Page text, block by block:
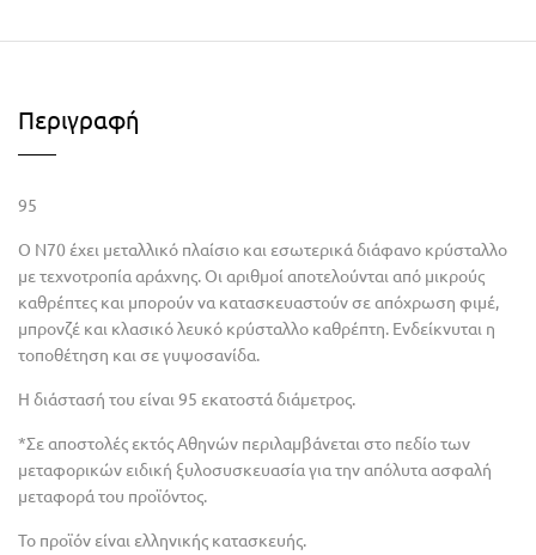
Περιγραφή
95
Ο Ν70 έχει μεταλλικό πλαίσιο και εσωτερικά διάφανο κρύσταλλο
με τεχνοτροπία αράχνης. Οι αριθμοί αποτελούνται από μικρούς
καθρέπτες και μπορούν να κατασκευαστούν σε απόχρωση φιμέ,
μπρονζέ και κλασικό λευκό κρύσταλλο καθρέπτη. Ενδείκνυται η
τοποθέτηση και σε γυψοσανίδα.
Η διάστασή του είναι 95 εκατοστά διάμετρος.
*Σε αποστολές εκτός Αθηνών περιλαμβάνεται στο πεδίο των
μεταφορικών ειδική ξυλοσυσκευασία για την απόλυτα ασφαλή
μεταφορά του προϊόντος.
Το προϊόν είναι ελληνικής κατασκευής.